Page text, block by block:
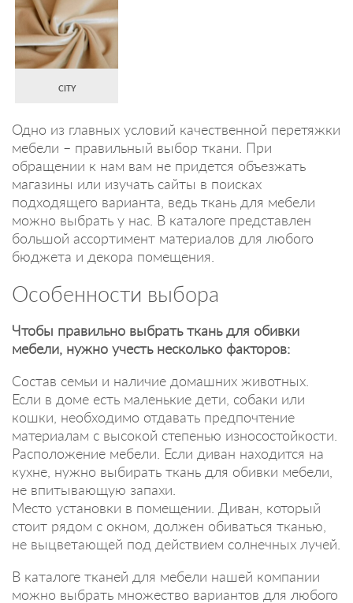
CITY
Одно из главных условий качественной перетяжки
мебели – правильный выбор ткани. При
обращении к нам вам не придется объезжать
магазины или изучать сайты в поисках
подходящего варианта, ведь ткань для мебели
можно выбрать у нас. В каталоге представлен
большой ассортимент материалов для любого
бюджета и декора помещения.
Особенности выбора
Чтобы правильно выбрать ткань для обивки
мебели, нужно учесть несколько факторов:
Состав семьи и наличие домашних животных.
Если в доме есть маленькие дети, собаки или
кошки, необходимо отдавать предпочтение
материалам с высокой степенью износостойкости.
Расположение мебели. Если диван находится на
кухне, нужно выбирать ткань для обивки мебели,
не впитывающую запахи.
Место установки в помещении. Диван, который
стоит рядом с окном, должен обиваться тканью,
не выцветающей под действием солнечных лучей.
В каталоге тканей для мебели нашей компании
можно выбрать множество вариантов для любого